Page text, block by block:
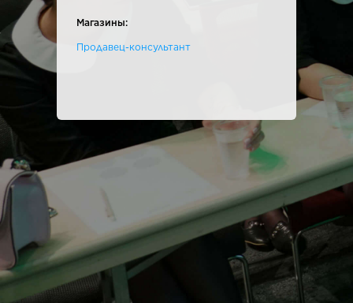
Магазины:
Продавец-консультант